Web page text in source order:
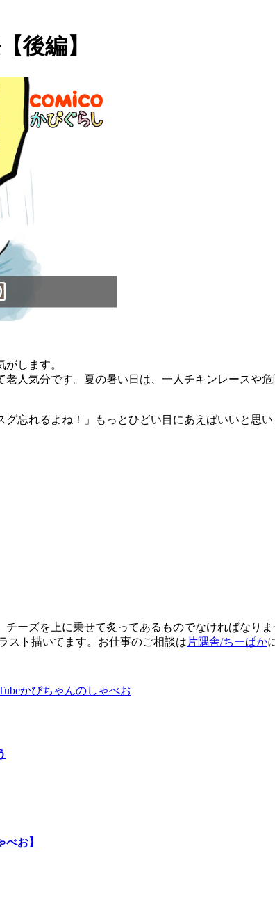
後編】
します。
人気分です。夏の暑い日は、一人チキンレースや
忘れるよね！」もっとひどい目にあえばいいと思い
ーズを上に乗せて炙ってあるものでなければなり
スト描いてます。お仕事のご相談は 片隅舎/ちーぱか
かぴちゃんのしゃべお
お】